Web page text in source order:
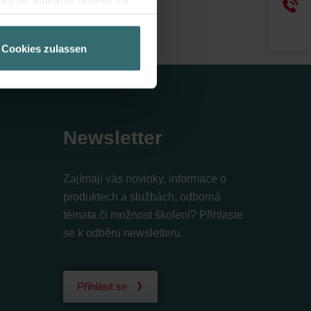
Informationen
über einen Link in der
Cookies zulassen
Newsletter
Zajímají vás novinky, informace o
produktech a službách, odborná
témata či možnost školení? Přihlaste
se k odběru newsletteru.
Přihlásit se